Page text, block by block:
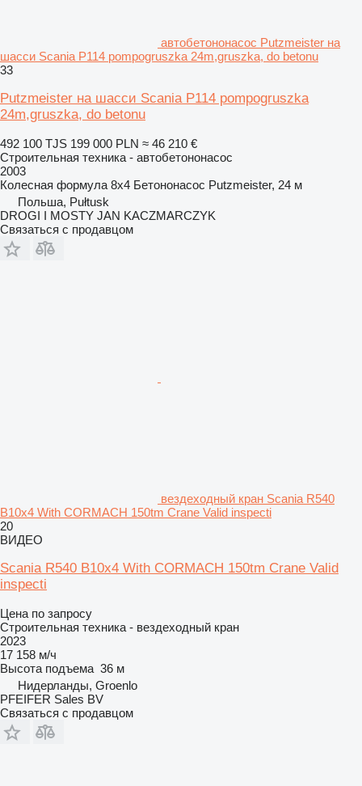
автобетононасос Putzmeister на
шасси Scania P114 pompogruszka 24m,gruszka, do betonu
33
Putzmeister на шасси Scania P114 pompogruszka
24m,gruszka, do betonu
492 100 TJS 199 000 PLN ≈ 46 210 €
Строительная техника - автобетононасос
2003
Колесная формула 8x4 Бетононасос Putzmeister, 24 м
Польша, Pułtusk
DROGI I MOSTY JAN KACZMARCZYK
Связаться с продавцом
вездеходный кран Scania R540
B10x4 With CORMACH 150tm Crane Valid inspecti
20
ВИДЕО
Scania R540 B10x4 With CORMACH 150tm Crane Valid
inspecti
Цена по запросу
Строительная техника - вездеходный кран
2023
17 158 м/ч
Высота подъема 36 м
Нидерланды, Groenlo
PFEIFER Sales BV
Связаться с продавцом